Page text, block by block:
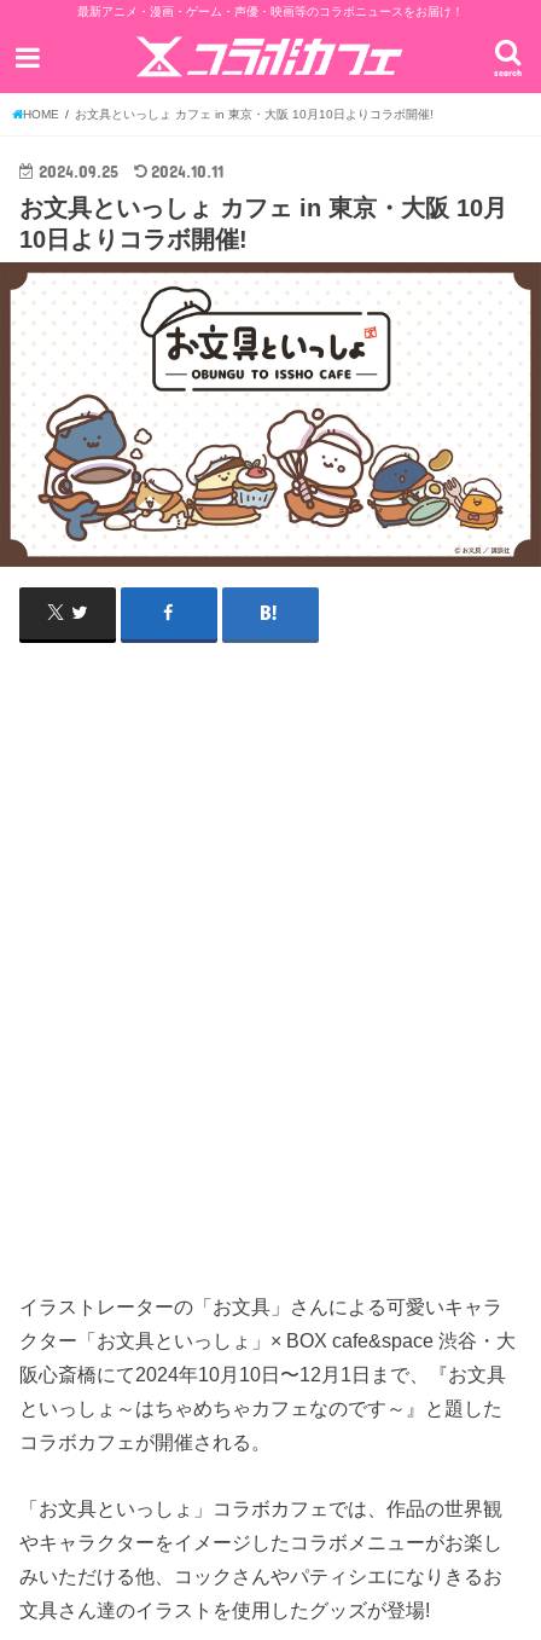
最新アニメ・漫画・ゲーム・声優・映画等のコラボニュースをお届け！
search
HOME お文具といっしょ カフェ in 東京・大阪 10月10日よりコラボ開催!
2024.09.25 2024.10.11
お文具といっしょ カフェ in 東京・大阪 10月
10日よりコラボ開催!
イラストレーターの「お文具」さんによる可愛いキャラ
クター「お文具といっしょ」× BOX cafe&space 渋谷・大
阪心斎橋にて2024年10月10日〜12月1日まで、『お文具
といっしょ～はちゃめちゃカフェなのです～』と題した
コラボカフェが開催される。
「お文具といっしょ」コラボカフェでは、作品の世界観
やキャラクターをイメージしたコラボメニューがお楽し
みいただける他、コックさんやパティシエになりきるお
文具さん達のイラストを使用したグッズが登場!